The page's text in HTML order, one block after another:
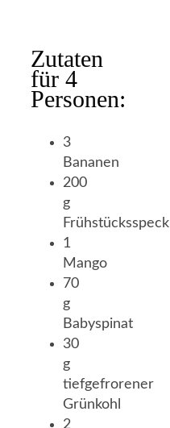
Zutaten
für 4
Personen:
3
Bananen
200
g
Frühstücksspeck
1
Mango
70
g
Babyspinat
30
g
tiefgefrorener
Grünkohl
2